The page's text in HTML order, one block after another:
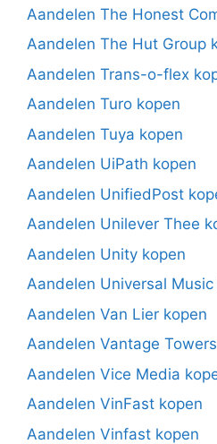
Aandelen The Honest
Aandelen The Hut Group
Aandelen Trans-o-flex
Aandelen Turo kopen
Aandelen Tuya kopen
Aandelen UiPath kopen
Aandelen UnifiedPost
Aandelen Unilever Thee
Aandelen Unity kopen
Aandelen Universal
Aandelen Van Lier kopen
Aandelen Vantage
Aandelen Vice Media
Aandelen VinFast kopen
Aandelen Vinfast kopen